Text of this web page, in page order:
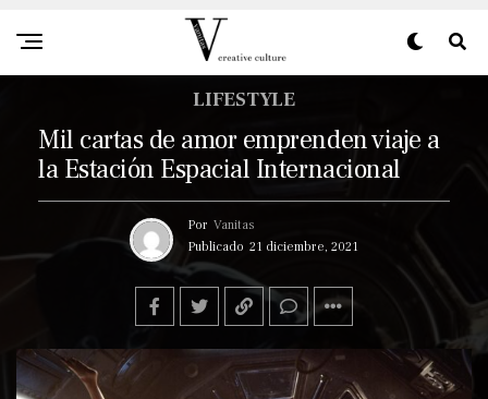
LIFESTYLE
Mil cartas de amor emprenden viaje a
la Estación Espacial Internacional
Por Vanitas
Publicado 21 diciembre, 2021